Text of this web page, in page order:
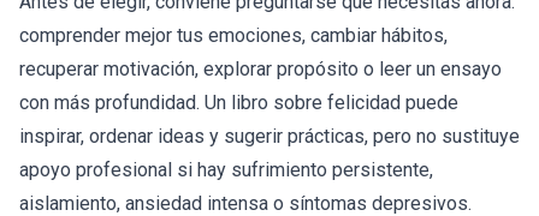
comprender mejor tus emociones, cambiar hábitos,
recuperar motivación, explorar propósito o leer un ensayo
con más profundidad. Un libro sobre felicidad puede
inspirar, ordenar ideas y sugerir prácticas, pero no sustituye
apoyo profesional si hay sufrimiento persistente,
aislamiento, ansiedad intensa o síntomas depresivos.